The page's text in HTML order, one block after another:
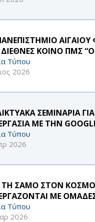
ΚΟΙΝΟ ΠΜΣ
Τύπου
2026
ΣΕΜΙΝΑΡΙΑ
ΜΕ ΤΗΝ
Τύπου
2026
ΣΑΜΟ ΣΤΟΝ ΚΟΣΜΟ:
ΜΕ
Τύπου
2026